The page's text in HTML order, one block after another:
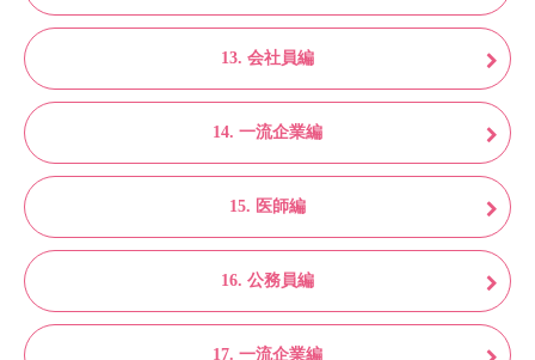
13. 会社員編
14. 一流企業編
15. 医師編
16. 公務員編
17. 一流企業編